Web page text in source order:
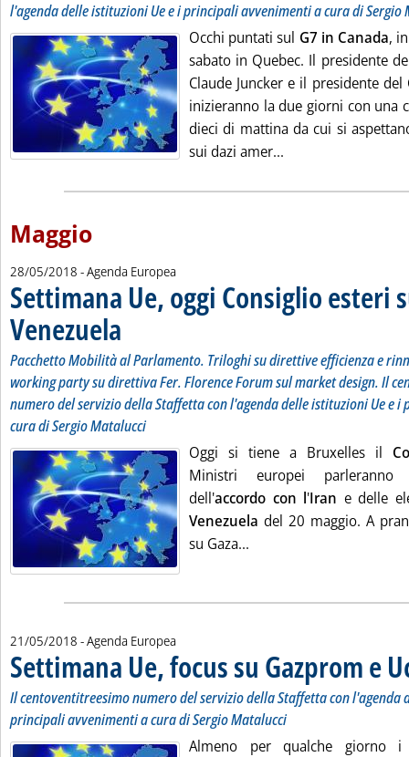
l'agenda delle istituzioni Ue e i principali avvenimenti a cura di Sergio
Occhi puntati sul G7 in Canada,
sabato in Quebec. Il presidente
Claude Juncker e il presidente
inizieranno la due giorni con una
dieci di mattina da cui si
sui dazi amer...
Maggio
28/05/2018 - Agenda Europea
Settimana Ue, oggi Consiglio esteri
Venezuela . Sottotitolo: Pacchetto Mobilità al Parlamento. Triloghi su
. Pubblicata lunedì 28 maggio 2018 alle 13.10.
Pacchetto Mobilità al Parlamento. Triloghi su direttive efficienza e
working party su direttiva Fer. Florence Forum sul market design. Il
numero del servizio della Staffetta con l'agenda delle istituzioni Ue e
cura di Sergio Matalucci
Oggi si tiene a Bruxelles il
Ministri europei
dell'accordo con l'Iran e delle
Venezuela del 20 maggio. A
su Gaza...
21/05/2018 - Agenda Europea
Settimana Ue, focus su Gazprom e
Il centoventitreesimo numero del servizio della Staffetta con l'agenda
principali avvenimenti a cura di Sergio Matalucci
Almeno per qualche giorno